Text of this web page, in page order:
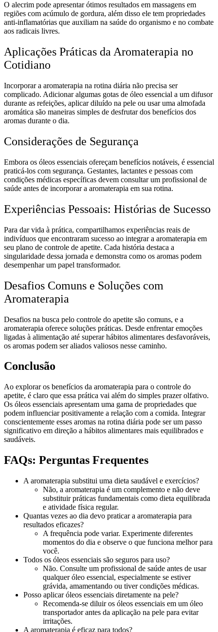
O alecrim pode apresentar ótimos resultados em massagens em
regiões com acúmulo de gordura, além disso ele tem propriedades
anti-inflamatórias que auxiliam na saúde do organismo e no combate
aos radicais livres.
Aplicações Práticas da Aromaterapia no
Cotidiano
Incorporar a aromaterapia na rotina diária não precisa ser
complicado. Adicionar algumas gotas de óleo essencial a um difusor
durante as refeições, aplicar diluído na pele ou usar uma almofada
aromática são maneiras simples de desfrutar dos benefícios dos
aromas durante o dia.
Considerações de Segurança
Embora os óleos essenciais ofereçam benefícios notáveis, é essencial
praticá-los com segurança. Gestantes, lactantes e pessoas com
condições médicas específicas devem consultar um profissional de
saúde antes de incorporar a aromaterapia em sua rotina.
Experiências Pessoais: Histórias de Sucesso
Para dar vida à prática, compartilhamos experiências reais de
indivíduos que encontraram sucesso ao integrar a aromaterapia em
seu plano de controle de apetite. Cada história destaca a
singularidade dessa jornada e demonstra como os aromas podem
desempenhar um papel transformador.
Desafios Comuns e Soluções com
Aromaterapia
Desafios na busca pelo controle do apetite são comuns, e a
aromaterapia oferece soluções práticas. Desde enfrentar emoções
ligadas à alimentação até superar hábitos alimentares desfavoráveis,
os aromas podem ser aliados valiosos nesse caminho.
Conclusão
Ao explorar os benefícios da aromaterapia para o controle do
apetite, é claro que essa prática vai além do simples prazer olfativo.
Os óleos essenciais apresentam uma gama de propriedades que
podem influenciar positivamente a relação com a comida. Integrar
conscientemente esses aromas na rotina diária pode ser um passo
significativo em direção a hábitos alimentares mais equilibrados e
saudáveis.
FAQs: Perguntas Frequentes
A aromaterapia substitui uma dieta saudável e exercícios?
Não, a aromaterapia é um complemento e não deve
substituir práticas fundamentais como dieta equilibrada
e atividade física regular.
Quantas vezes ao dia devo praticar a aromaterapia para
resultados eficazes?
A frequência pode variar. Experimente diferentes
momentos do dia e observe o que funciona melhor para
você.
Todos os óleos essenciais são seguros para uso?
Não. Consulte um profissional de saúde antes de usar
qualquer óleo essencial, especialmente se estiver
grávida, amamentando ou tiver condições médicas.
Posso aplicar óleos essenciais diretamente na pele?
Recomenda-se diluir os óleos essenciais em um óleo
transportador antes da aplicação na pele para evitar
irritações.
A aromaterapia é eficaz para todos?